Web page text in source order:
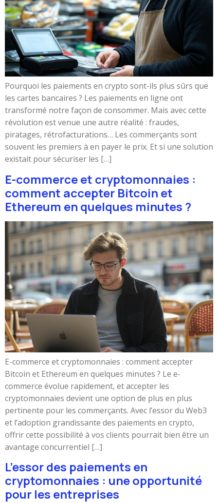
Pourquoi les paiements en crypto sont-ils plus sûrs que
les cartes bancaires ? Les paiements en ligne ont
transformé notre façon de consommer. Mais avec cette
révolution est venue une autre réalité : fraudes,
piratages, rétrofacturations… Les commerçants sont
souvent les premiers à en payer le prix. Et si une solution
existait pour sécuriser les […]
E-commerce et cryptomonnaies :
comment accepter Bitcoin et
Ethereum en quelques minutes ?
E-commerce et cryptomonnaies : comment accepter
Bitcoin et Ethereum en quelques minutes ? Le e-
commerce évolue rapidement, et accepter les
cryptomonnaies devient une option de plus en plus
pertinente pour les commerçants. Avec l’essor du Web3
et l’adoption grandissante des paiements en crypto,
offrir cette possibilité à vos clients pourrait bien être un
avantage concurrentiel […]
L’essor des paiements en
cryptomonnaies : une opportunité
pour les entreprises